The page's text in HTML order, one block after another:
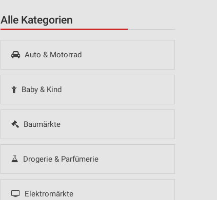
Alle Kategorien
Auto & Motorrad
Baby & Kind
Baumärkte
Drogerie & Parfümerie
Elektromärkte